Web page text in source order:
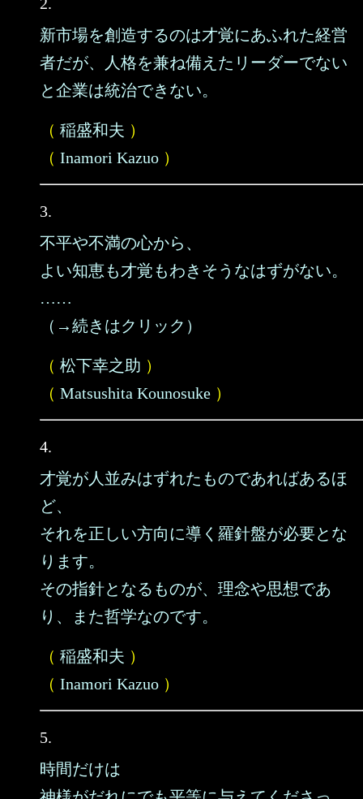
新市場を創造するのは才覚にあふれた経営
者だが、人格を兼ね備えたリーダーでない
と企業は統治できない。
（ 稲盛和夫 ）
（ Inamori Kazuo ）
3.
不平や不満の心から、
よい知恵も才覚もわきそうなはずがない。
……
（→続きはクリック）
（ 松下幸之助 ）
（ Matsushita Kounosuke ）
4.
才覚が人並みはずれたものであればあるほ
ど、
それを正しい方向に導く羅針盤が必要とな
ります。
その指針となるものが、理念や思想であ
り、また哲学なのです。
（ 稲盛和夫 ）
（ Inamori Kazuo ）
5.
時間だけは